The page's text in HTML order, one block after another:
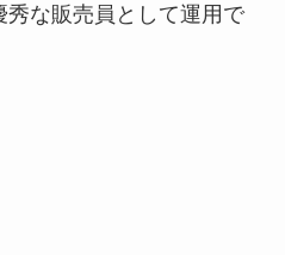
な販売員として運用で